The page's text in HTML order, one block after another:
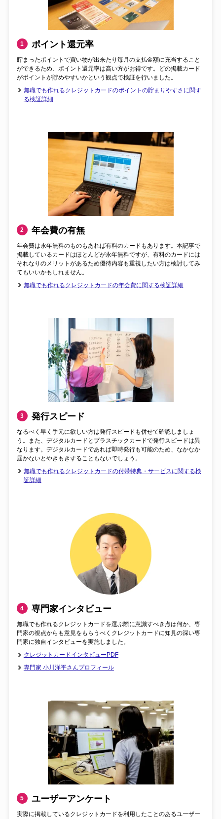
1 ポイント還元率
貯まったポイントで買い物が出来たり毎月の支払金額に充当すること
ができるため、ポイント還元率は高い方がお得です。どの掲載カード
がポイントが貯めやすいかという観点で検証を行いました。
無職でも作れるクレジットカードのポイントの貯まりやすさに関す
る検証詳細
2 年会費の有無
年会費は永年無料のものもあれば有料のカードもあります。本記事で
掲載しているカードはほとんどが永年無料ですが、有料のカードには
それなりのメリットがあるため優待内容も重視したい方は検討してみ
てもいいかもしれません。
無職でも作れるクレジットカードの年会費に関する検証詳細
3 発行スピード
なるべく早く手元に欲しい方は発行スピードも併せて確認しましょ
う。また、デジタルカードとプラスチックカードで発行スピードは異
なります。デジタルカードであれば即時発行も可能のため、なかなか
届かないとやきもきすることもないでしょう。
無職でも作れるクレジットカードの付帯特典・サービスに関する検
証詳細
4 専門家インタビュー
無職でも作れるクレジットカードを選ぶ際に意識すべき点は何か、専
門家の視点からも意見をもらうべくクレジットカードに知見の深い専
門家に独自インタビューを実施しました。
クレジットカードインタビューPDF
専門家 小川洋平さんプロフィール
5 ユーザーアンケート
実際に掲載しているクレジットカードを利用したことのあるユーザー